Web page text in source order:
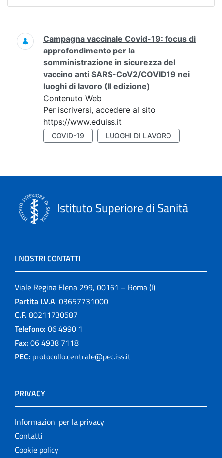
Ricerca
Campagna vaccinale Covid-19: focus di
approfondimento per la
somministrazione in sicurezza del
vaccino anti SARS-CoV2/COVID19 nei
luoghi di lavoro (II edizione)
Contenuto Web
Per iscriversi, accedere al sito
https://www.eduiss.it
COVID-19 LUOGHI DI LAVORO
Istituto Superiore di Sanità
I NOSTRI CONTATTI
Viale Regina Elena 299, 00161 – Roma (I)
Partita I.V.A. 03657731000
C.F. 80211730587
Telefono: 06 4990 1
Fax: 06 4938 7118
PEC: protocollo.centrale@pec.iss.it
PRIVACY
Informazioni per la privacy
Contatti
Cookie policy